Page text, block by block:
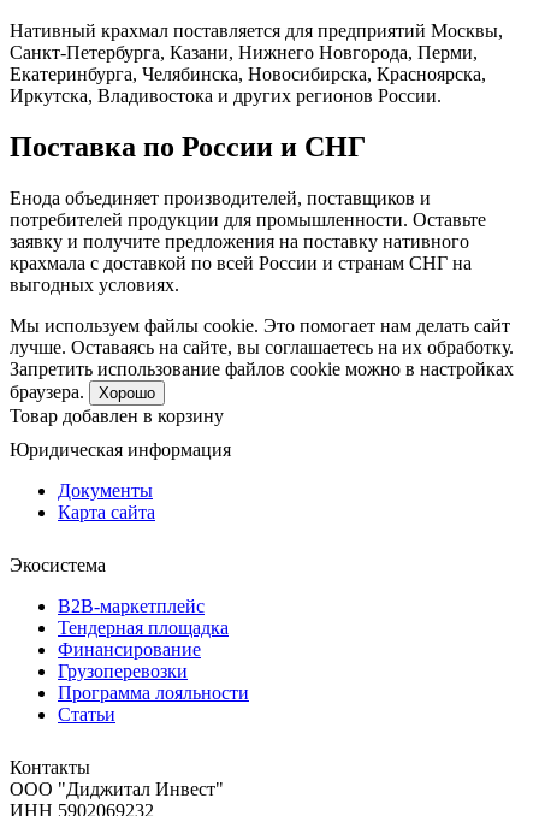
Нативный крахмал поставляется для предприятий Москвы,
Санкт-Петербурга, Казани, Нижнего Новгорода, Перми,
Екатеринбурга, Челябинска, Новосибирска, Красноярска,
Иркутска, Владивостока и других регионов России.
Поставка по России и СНГ
Енода объединяет производителей, поставщиков и
потребителей продукции для промышленности. Оставьте
заявку и получите предложения на поставку нативного
крахмала с доставкой по всей России и странам СНГ на
выгодных условиях.
Мы используем файлы cookie. Это помогает нам делать сайт
лучше. Оставаясь на сайте, вы соглашаетесь на их обработку.
Запретить использование файлов cookie можно в настройках
браузера.
Хорошо
Товар добавлен в корзину
Юридическая информация
Документы
Карта сайта
Экосистема
B2B‑маркетплейс
Тендерная площадка
Финансирование
Грузоперевозки
Программа лояльности
Статьи
Контакты
ООО "Диджитал Инвест"
ИНН 5902069232